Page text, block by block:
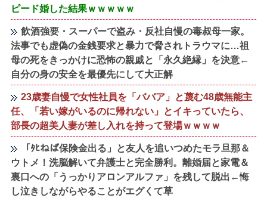
ピード婚した結果ｗｗｗｗｗ
飲酒強要・スーパーで盗み・反社自慢の毒叔母一家。
法事でも虚偽の金銭要求と暴力で脅されトラウマに…祖
母の死をきっかけに恐怖の親戚と「永久絶縁」を決意←
自分の身の安全を最優先にして大正解
23歳妻自慢で女性社員を「ババア」と蔑む48歳無能主
任、「若い嫁がいるのに帰れない」とイキっていたら、
部長の超美人妻が差し入れを持って登場ｗｗｗｗ
「ﾀﾋねば保険金出る」と友人を追いつめたモラ旦那＆
ウトメ！洗脳解いて弁護士と完全勝利。離婚届と家電＆
裏口への「うっかりアロンアルファ」を残して脱出←悔
し泣きしながらやることがエグくて草